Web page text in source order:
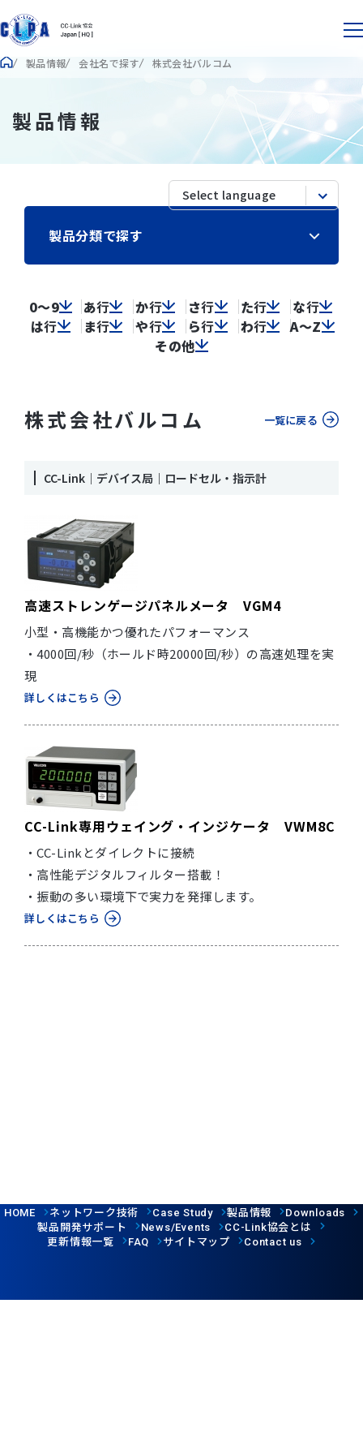
製品情報 会社名で探す 株式会社バルコム
製品情報
製品分類で探す
0～9 あ行 か行 さ行 た行 な行
は行 ま行 や行 ら行 わ行
A～Z
その他
株式会社バルコム 一覧に戻る
CC-Link｜デバイス局｜ロードセル・指示計
高速ストレンゲージパネルメータ VGM4
小型・高機能かつ優れたパフォーマンス
・4000回/秒（ホールド時20000回/秒）の高速処理を実
現
詳しくはこちら
CC-Link専用ウェイング・インジケータ VWM8C
・CC-Linkとダイレクトに接続
・高性能デジタルフィルター搭載！
・振動の多い環境下で実力を発揮します。
詳しくはこちら
HOME ネットワーク技術 Case Study 製品情報 Downloads
製品開発サポート News/Events CC-Link協会とは
更新情報一覧
FAQ サイトマップ Contact us